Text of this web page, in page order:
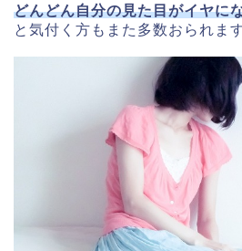
どんどん自分の見た目がイヤに
と気付く方もまた多数おられます